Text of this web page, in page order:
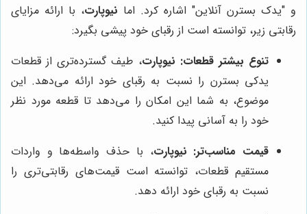
و "یدک بسترن آنلاین" اشاره کرد. اما نیوپارت، با ارائه مزایای
رقابتی زیر، توانسته است از رقبای خود پیشی بگیرد:
تنوع بیشتر قطعات: نیوپارت، طیف گسترده‌تری از قطعات
یدکی بسترن را نسبت به رقبای خود ارائه می‌دهد. این
موضوع، به شما این امکان را می‌دهد تا قطعه مورد نظر
خود را به آسانی پیدا کنید.
قیمت مناسب‌تر: نیوپارت، با حذف واسطه‌ها و واردات
مستقیم قطعات، توانسته است قیمت‌های رقابتی‌تری را
نسبت به رقبای خود ارائه دهد.